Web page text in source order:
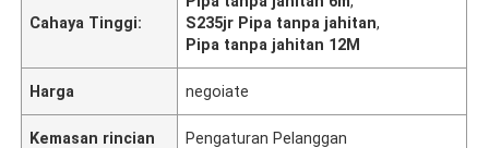
Cahaya Tinggi:
S235jr Pipa tanpa jahitan,
Pipa tanpa jahitan 12M
Harga negoiate
Kemasan rincian Pengaturan Pelanggan